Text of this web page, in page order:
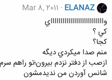
ELANAZ
Mar 8, 2011
واااااااااااااااااااااااااااي
كي ؟
كجا؟
منم صدا ميكردي ديگه
ازصب از دفتر نزدم بيرون؛تو راهم
شانس آوردن من نديدمشون